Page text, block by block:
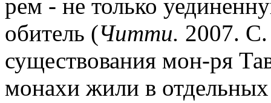
рем - не только
обитель (Читти. 2007.
существования мон-ря
монахи жили в